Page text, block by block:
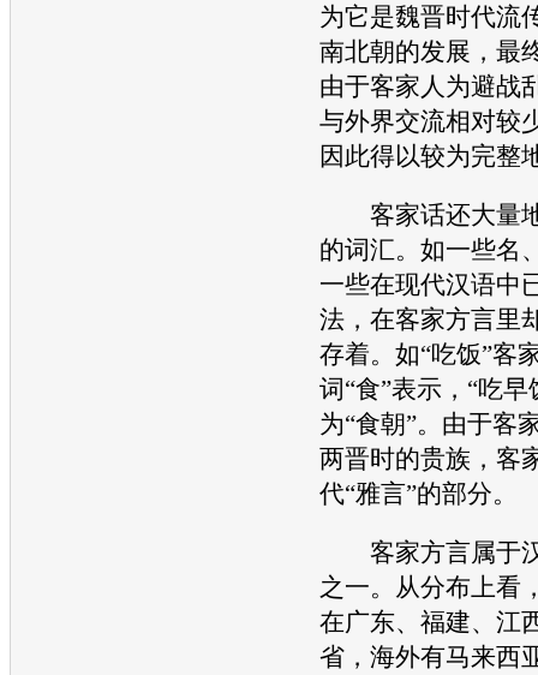
为它是魏晋时代流
南北朝的发展，最
由于客家人为避战
与外界交流相对较
因此得以较为完整
客家话还大量
的词汇。如一些名
一些在现代汉语中
法，在客家方言里
存着。如“吃饭”客
词“食”表示，“吃早
为“食朝”。由于客
两晋时的贵族，客
代“雅言”的部分。
客家方言属于
之一。从分布上看
在广东、福建、江
省，海外有马来西